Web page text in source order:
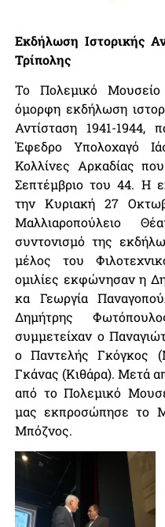
Εκδήλωση Ιστορικής
Τρίπολης
Το Πολεμικό Μουσείο
όμορφη εκδήλωση
Αντίσταση 1941-
Έφεδρο Υπολοχαγό
Κολλίνες Αρκαδίας
Σεπτέμβριο του 44. Η
την Κυριακή 27
Μαλλιαροπούλειο
συντονισμό της
μέλος του
ομιλίες εκφώνησαν η
κα Γεωργία
Δημήτρης
συμμετείχαν ο
ο Παντελής Γκόγκος
Γκάνας (Κιθάρα). Μετά
από το Πολεμικό
μας εκπροσώπησε το
Μπόζνος.